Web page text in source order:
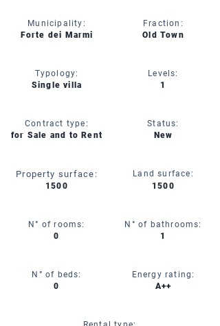
Municipality:
Forte dei Marmi
Typology:
Single villa
Contract type:
for Sale and to Rent
Property surface:
1500
N° of rooms:
0
N° of beds:
0
Fraction:
Old Town
Levels:
1
Status:
New
Land surface:
1500
N° of bathrooms:
1
Energy rating:
A++